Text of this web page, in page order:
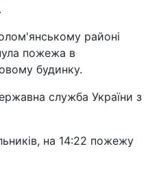
районі
пожежа в
будинку.
служба України з
на 14:22 пожежу